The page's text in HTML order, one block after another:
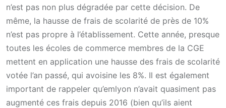
n’est pas non plus dégradée par cette décision. De
même, la hausse de frais de scolarité de près de 10%
n’est pas propre à l’établissement. Cette année, presque
toutes les écoles de commerce membres de la CGE
mettent en application une hausse des frais de scolarité
votée l’an passé, qui avoisine les 8%. Il est également
important de rappeler qu’emlyon n’avait quasiment pas
augmenté ces frais depuis 2016 (bien qu’ils aient